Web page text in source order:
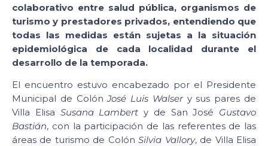
colaborativo entre salud pública, organismos de
turismo y prestadores privados, entendiendo que
todas las medidas están sujetas a la situación
epidemiológica de cada localidad durante el
desarrollo de la temporada.
El encuentro estuvo encabezado por el Presidente
Municipal de ColónJosé Luis Walsery sus pares de
Villa Elisa Susana Lambert y de San José Gustavo
Bastián, con la participación de las referentes de las
áreas de turismo de ColónSilvia Vallory, de Villa Elisa